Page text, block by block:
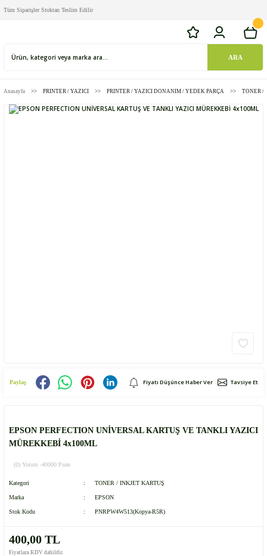
Tüm Siparişler Stoktan Teslim Edilir
ARA
Anasayfa PRINTER / YAZICI PRINTER / YAZICI DONANIM / YEDEK PARÇA TONER /
Paylaş Fiyatı Düşünce Haber Ver Tavsiye Et
EPSON PERFECTION UNİVERSAL KARTUŞ VE TANKLI YAZICI
MÜREKKEBİ 4x100ML
(0) Yorum -40000 Puan
Kategori TONER / INKJET KARTUŞ
Marka EPSON
Stok Kodu PNRPW4W513(Kopya-R5R)
400,00 TL
Fiyatlara KDV dahildir.